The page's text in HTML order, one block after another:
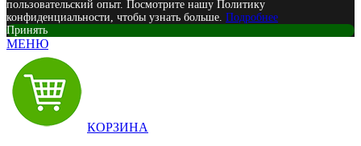
пользовательский опыт. Посмотрите нашу Политику
конфиденциальности, чтобы узнать больше. Подробнее
Принять
МЕНЮ
КОРЗИНА